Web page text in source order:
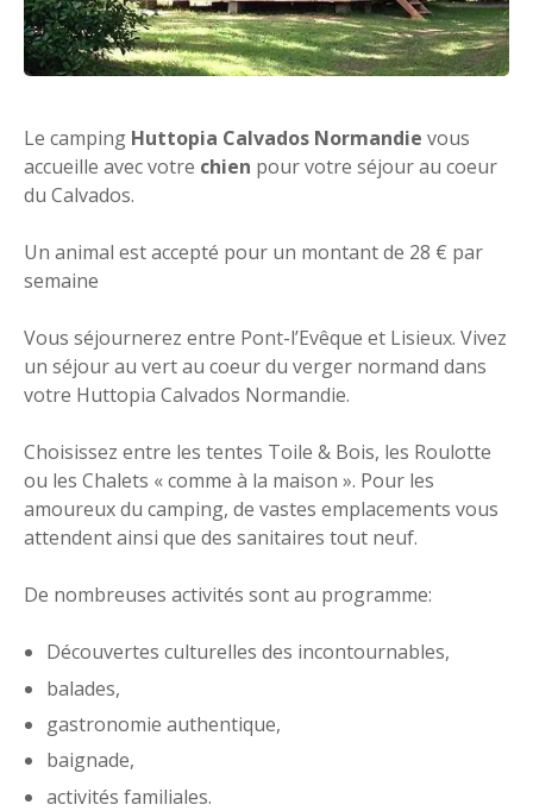
Le camping Huttopia Calvados Normandie vous
accueille avec votre chien pour votre séjour au coeur
du Calvados.
Un animal est accepté pour un montant de 28 € par
semaine
Vous séjournerez entre Pont-l’Evêque et Lisieux. Vivez
un séjour au vert au coeur du verger normand dans
votre Huttopia Calvados Normandie.
Choisissez entre les tentes Toile & Bois, les Roulotte
ou les Chalets « comme à la maison ». Pour les
amoureux du camping, de vastes emplacements vous
attendent ainsi que des sanitaires tout neuf.
De nombreuses activités sont au programme:
Découvertes culturelles des incontournables,
balades,
gastronomie authentique,
baignade,
activités familiales.